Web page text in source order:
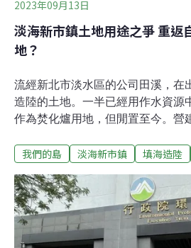
2023年09月13日
淡海新市鎮土地用途之爭 重返
地？
流經新北市淡水區的公司田溪，在
造陸的土地。一半已經用作水資源
作為焚化爐用地，但閒置至今。營
地，用來做什麼才是最佳方案？30
邊，原本預計容納30萬人的大型造
一期已經完工，入住率不如預期，
人，二期還在籌備中。街道整齊，
樓林立，建築新穎，公司田溪穿梭
我們的島 淡海新市鎮 填海造陸